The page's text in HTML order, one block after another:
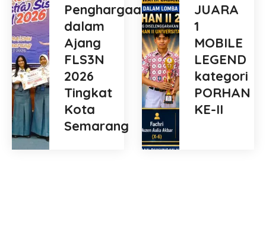
Penghargaan
dalam
Ajang
FLS3N
2026
Tingkat
Kota
Semarang
JUARA
1
MOBILE
LEGEND
kategori
PORHAN
KE-II